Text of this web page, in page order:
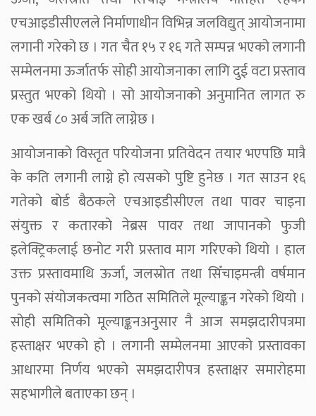
एचआइडीसीएलले निर्माणाधीन विभिन्न जलविद्युत् आयोजनामा
लगानी गरेको छ । गत चैत १५ र १६ गते सम्पन्न भएको लगानी
सम्मेलनमा ऊर्जातर्फ सोही आयोजनाका लागि दुई वटा प्रस्ताव
प्रस्तुत भएको थियो । सो आयोजनाको अनुमानित लागत रु
एक खर्ब ८० अर्ब जति लाग्नेछ ।
आयोजनाको विस्तृत परियोजना प्रतिवेदन तयार भएपछि मात्रै
के कति लगानी लाग्ने हो त्यसको पुष्टि हुनेछ । गत साउन १६
गतेको बोर्ड बैठकले एचआइडीसीएल तथा पावर चाइना
संयुक्त र कतारको नेब्रस पावर तथा जापानको फुजी
इलेक्ट्रिकलाई छनोट गरी प्रस्ताव माग गरिएको थियो । हाल
उक्त प्रस्तावमाथि ऊर्जा, जलस्रोत तथा सिँचाइमन्त्री वर्षमान
पुनको संयोजकत्वमा गठित समितिले मूल्याङ्कन गरेको थियो ।
सोही समितिको मूल्याङ्कनअनुसार नै आज समझदारीपत्रमा
हस्ताक्षर भएको हो । लगानी सम्मेलनमा आएको प्रस्तावका
आधारमा निर्णय भएको समझदारीपत्र हस्ताक्षर समारोहमा
सहभागीले बताएका छन् ।